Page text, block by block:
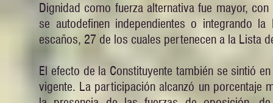
Dignidad como fuerza alternativa fue mayor,
se autodefinen independientes o integrando
escaños, 27 de los cuales pertenecen a la Lista
El efecto de la Constituyente también se sintió
vigente. La participación alcanzó un porcentaje